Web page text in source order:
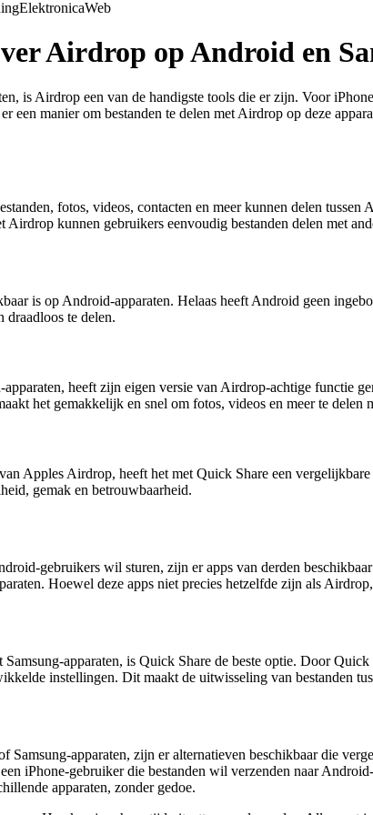
ElektronicaWeb
Airdrop op Android en
is Airdrop een van de handigste tools die er zijn. Voor
een manier om bestanden te delen met Airdrop op deze
fotos, videos, contacten en meer kunnen delen
kunnen gebruikers eenvoudig bestanden delen met
is op Android-apparaten. Helaas heeft Android geen
draadloos te delen.
heeft zijn eigen versie van Airdrop-achtige functie
het gemakkelijk en snel om fotos, videos en meer te delen
Apples Airdrop, heeft het met Quick Share een
gemak en betrouwbaarheid.
gebruikers wil sturen, zijn er apps van derden
Hoewel deze apps niet precies hetzelfde zijn als
apparaten, is Quick Share de beste optie. Door
instellingen. Dit maakt de uitwisseling van bestanden
apparaten, zijn er alternatieven beschikbaar die
iPhone-gebruiker die bestanden wil verzenden naar
apparaten, zonder gedoe.